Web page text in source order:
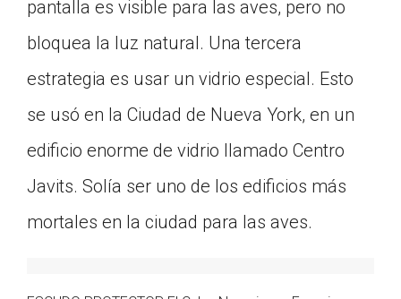
pantalla es visible para las aves, pero no
bloquea la luz natural. Una tercera
estrategia es usar un vidrio especial. Esto
se usó en la Ciudad de Nueva York, en un
edificio enorme de vidrio llamado Centro
Javits. Solía ser uno de los edificios más
mortales en la ciudad para las aves.